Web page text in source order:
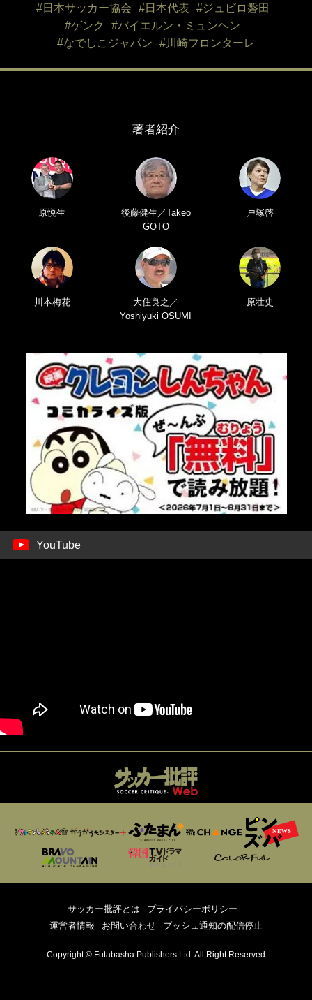
#日本サッカー協会
#日本代表
#ジュビロ磐田
#ゲンク
#バイエルン・ミュンヘン
#なでしこジャパン
#川崎フロンターレ
著者紹介
原悦生
後藤健生／Takeo
GOTO
戸塚啓
川本梅花
大住良之／
Yoshiyuki OSUMI
原壮史
YouTube
サッカー批評とは
プライバシーポリシー
運営者情報
お問い合わせ プッシュ通知の配信停止
Copyright © Futabasha Publishers Ltd. All Right Reserved